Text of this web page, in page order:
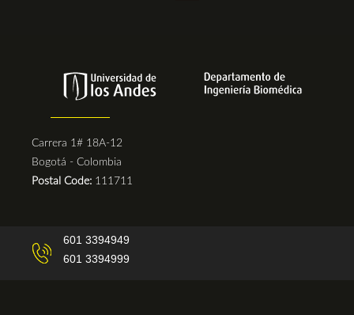
Carrera 1# 18A-12
Bogotá - Colombia
Postal Code: 111711
601 3394949
601 3394999